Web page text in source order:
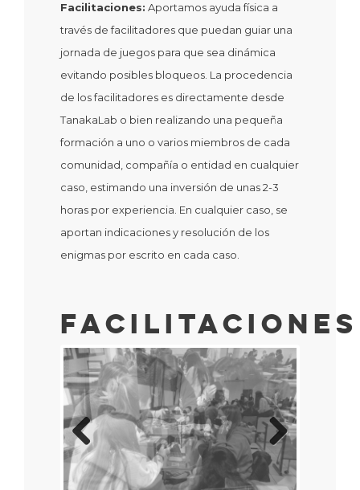
Facilitaciones: Aportamos ayuda física a
través de facilitadores que puedan guiar una
jornada de juegos para que sea dinámica
evitando posibles bloqueos. La procedencia
de los facilitadores es directamente desde
TanakaLab o bien realizando una pequeña
formación a uno o varios miembros de cada
comunidad, compañía o entidad en cualquier
caso, estimando una inversión de unas 2-3
horas por experiencia. En cualquier caso, se
aportan indicaciones y resolución de los
enigmas por escrito en cada caso.
Facilitaciones
Previous Next